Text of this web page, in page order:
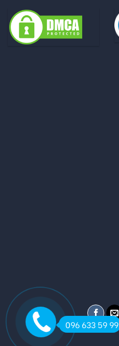
096 633 59 99